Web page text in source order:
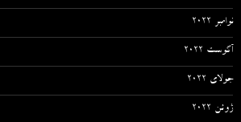
نوامبر 2022
آگوست 2022
جولای 2022
ژوئن 2022